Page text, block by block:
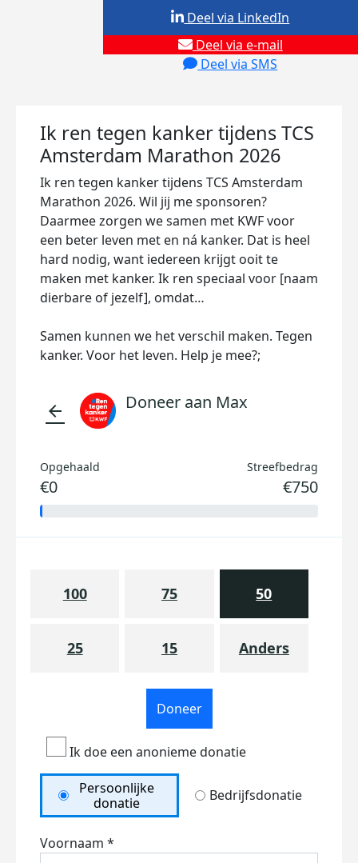
Deel via e-mail
Deel via SMS
Deel via LinkedIn
Ik ren tegen kanker tijdens TCS
Amsterdam Marathon 2026
Ik ren tegen kanker tijdens TCS Amsterdam
Marathon 2026. Wil jij me sponsoren?
Daarmee zorgen we samen met KWF voor
een beter leven met en ná kanker. Dat is heel
hard nodig, want iedereen krijgt ooit te
maken met kanker. Ik ren speciaal voor [naam
dierbare of jezelf], omdat…
Samen kunnen we het verschil maken. Tegen
kanker. Voor het leven. Help je mee?;
arrow_back Doneer aan Max
Opgehaald
€0
Streefbedrag
€750
100 75 50
25 15 Anders
Doneer
Ik doe een anonieme donatie
Persoonlijke
donatie
Bedrijfsdonatie
Voornaam *